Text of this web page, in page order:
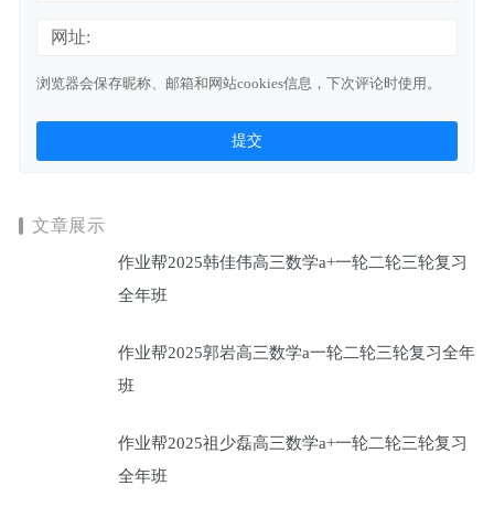
网址:
浏览器会保存昵称、邮箱和网站cookies信息，下次评论时使用。
文章展示
作业帮2025韩佳伟高三数学a+一轮二轮三轮复习
全年班
作业帮2025郭岩高三数学a一轮二轮三轮复习全年
班
作业帮2025祖少磊高三数学a+一轮二轮三轮复习
全年班